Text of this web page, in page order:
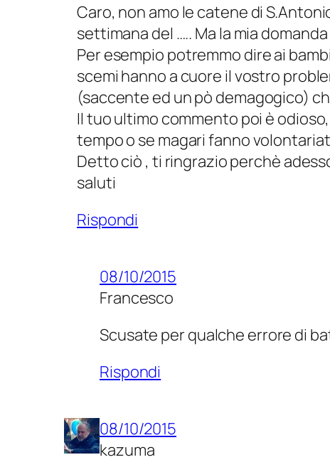
Caro, non amo le catene di
settimana del ….. Ma la mia
Per esempio potremmo dire ai
scemi hanno a cuore il vostro
(saccente ed un pò demagogico)
Il tuo ultimo commento poi è
tempo o se magari fanno
Detto ciò , ti ringrazio perchè
saluti
Rispondi
08/10/2015
Francesco
Scusate per qualche errore di
Rispondi
08/10/2015
kazuma